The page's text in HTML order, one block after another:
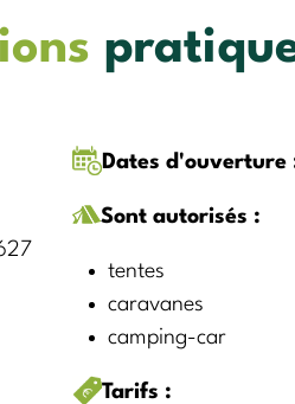
Dates d'ouverture
Sont autorisés :
tentes
caravanes
camping-car
Tarifs :